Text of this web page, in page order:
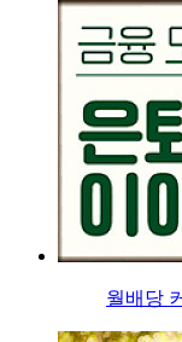
월배당